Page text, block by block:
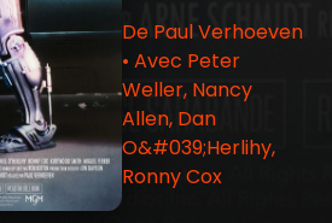
De Paul Verhoeven
• Avec Peter
Weller, Nancy
Allen, Dan
O&#039;Herlihy,
Ronny Cox